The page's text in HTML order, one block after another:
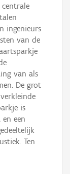
centrale
ingenieurs
van de
van als
De grot
is
een
Ten